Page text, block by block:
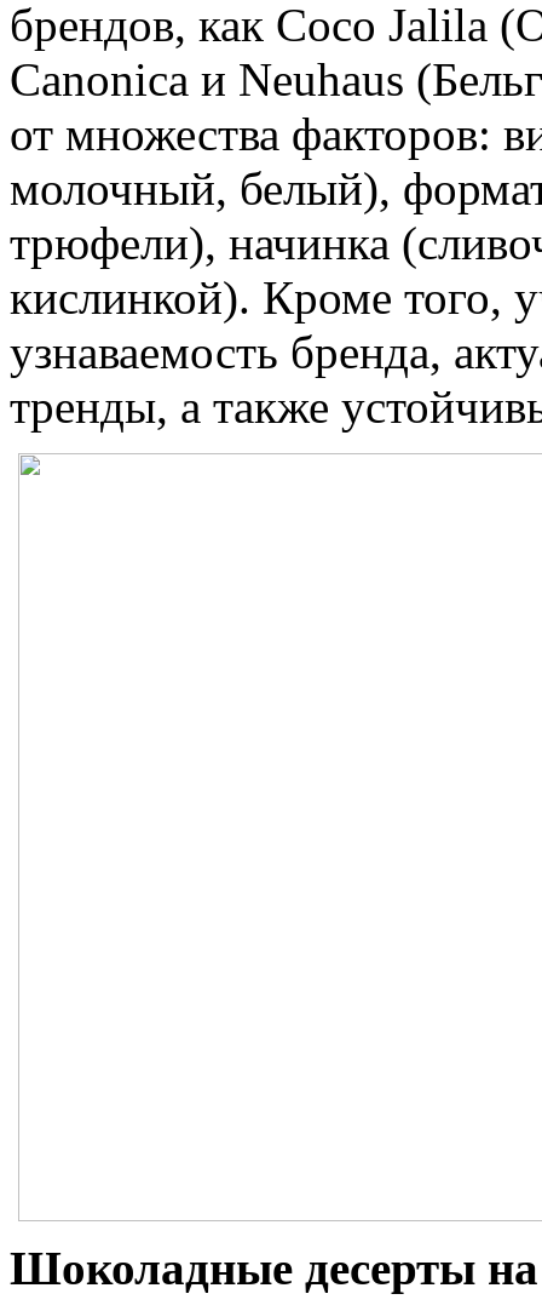
брендов, как Coco Jalila
Canonica и Neuhaus
от множества факторов:
молочный, белый),
трюфели), начинка
кислинкой). Кроме того,
узнаваемость бренда,
тренды, а также
Шоколадные десерты